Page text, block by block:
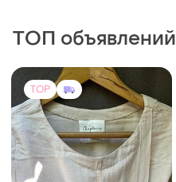
ТОП объявлений
TOP